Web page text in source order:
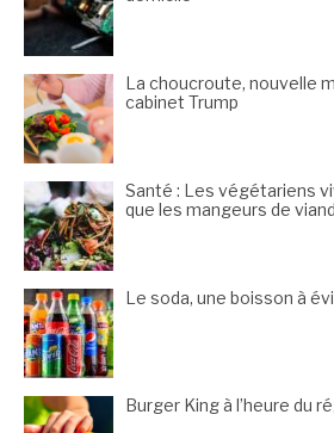
La choucroute, nouvelle
cabinet Trump
Santé : Les végétariens
que les mangeurs de
Le soda, une boisson à
Burger King à l’heure du